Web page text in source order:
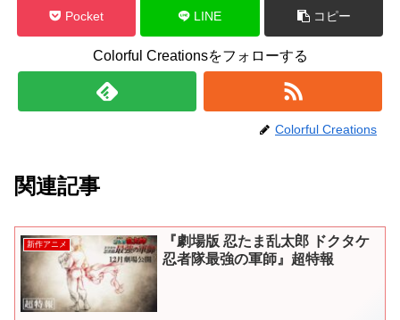
Pocket LINE コピー
Colorful Creationsをフォローする
Colorful Creations
関連記事
新作アニメ
『劇場版 忍たま乱太郎 ドクタケ
忍者隊最強の軍師』超特報